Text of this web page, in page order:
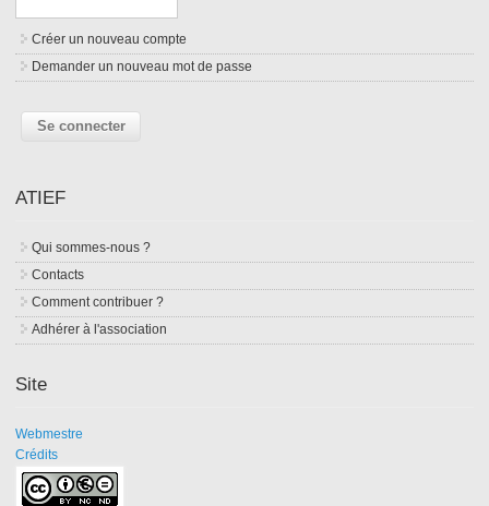
Créer un nouveau compte
Demander un nouveau mot de passe
ATIEF
Qui sommes-nous ?
Contacts
Comment contribuer ?
Adhérer à l'association
Site
Webmestre
Crédits